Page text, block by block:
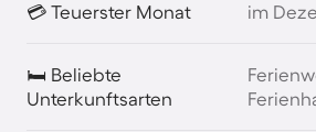
💳 Teuerster Monat im
🛏️ Beliebte
Unterkunftsarten